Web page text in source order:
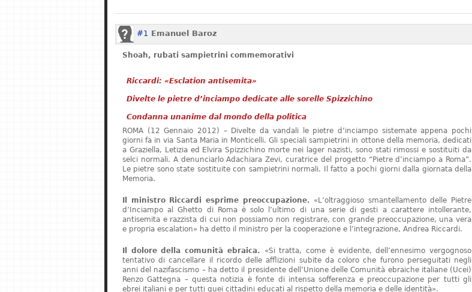
#1 Emanuel Baroz
Shoah, rubati sampietrini commemorativi
Riccardi: «Esclation antisemita»
Divelte le pietre d’inciampo dedicate alle sorelle Spizzichino
Condanna unanime dal mondo della politica
ROMA (12 Gennaio 2012) – Divelte da vandali le pietre d’inciampo sistemate appena pochi
giorni fa in via Santa Maria in Monticelli. Gli speciali sampietrini in ottone della memoria, dedicati
a Graziella, Letizia ed Elvira Spizzichino morte nei lager nazisti, sono stati rimossi e sostituiti da
selci normali. A denunciarlo Adachiara Zevi, curatrice del progetto “Pietre d’inciampo a Roma”.
Le pietre sono state sostituite con sampietrini normali. Il fatto a pochi giorni dalla giornata della
Memoria.
Il ministro Riccardi esprime preoccupazione. «L’oltraggioso smantellamento delle Pietre
d’Inciampo al Ghetto di Roma è solo l’ultimo di una serie di gesti a carattere intollerante,
antisemita e razzista di cui non possiamo non registrare, con grande preoccupazione, una vera
e propria escalation» ha detto il ministro per la cooperazione e l’integrazione, Andrea Riccardi.
Il dolore della comunità ebraica. «Si tratta, come è evidente, dell’ennesimo vergognoso
tentativo di cancellare il ricordo delle afflizioni subite da coloro che furono perseguitati negli
anni del nazifascismo – ha detto il presidente dell’Unione delle Comunità ebraiche italiane (Ucei)
Renzo Gattegna – questa notizia è fonte di intensa sofferenza e preoccupazione per tutti gli
ebrei italiani e per tutti quei cittadini educati al rispetto della memoria e delle identità».